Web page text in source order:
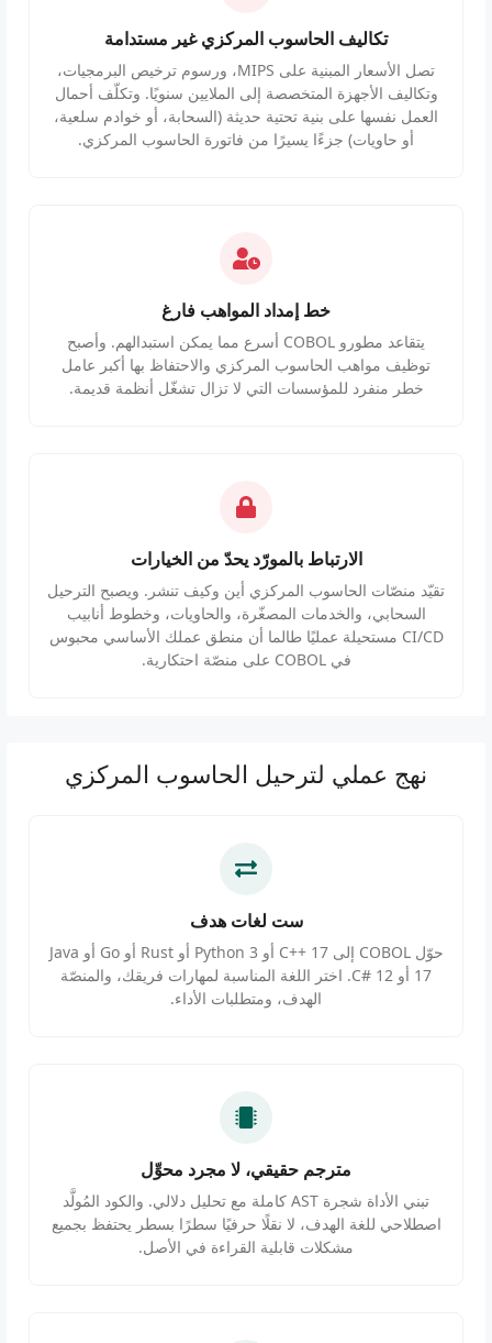
تكاليف الحاسوب المركزي غير مستدامة
تصل الأسعار المبنية على MIPS، ورسوم ترخيص البرمجيات،
وتكاليف الأجهزة المتخصصة إلى الملايين سنويًا. وتكلّف أحمال
العمل نفسها على بنية تحتية حديثة (السحابة، أو خوادم سلعية،
أو حاويات) جزءًا يسيرًا من فاتورة الحاسوب المركزي.
خط إمداد المواهب فارغ
يتقاعد مطورو COBOL أسرع مما يمكن استبدالهم. وأصبح
توظيف مواهب الحاسوب المركزي والاحتفاظ بها أكبر عامل
خطر منفرد للمؤسسات التي لا تزال تشغّل أنظمة قديمة.
الارتباط بالمورّد يحدّ من الخيارات
تقيّد منصّات الحاسوب المركزي أين وكيف تنشر. ويصبح الترحيل
السحابي، والخدمات المصغّرة، والحاويات، وخطوط أنابيب
CI/CD مستحيلة عمليًا طالما أن منطق عملك الأساسي محبوس
في COBOL على منصّة احتكارية.
نهج عملي لترحيل الحاسوب المركزي
ست لغات هدف
حوّل COBOL إلى C++ 17 أو Python 3 أو Rust أو Go أو Java
17 أو C# 12. اختر اللغة المناسبة لمهارات فريقك، والمنصّة
الهدف، ومتطلبات الأداء.
مترجم حقيقي، لا مجرد محوِّل
تبني الأداة شجرة AST كاملة مع تحليل دلالي. والكود المُولَّد
اصطلاحي للغة الهدف، لا نقلًا حرفيًا سطرًا بسطر يحتفظ بجميع
مشكلات قابلية القراءة في الأصل.